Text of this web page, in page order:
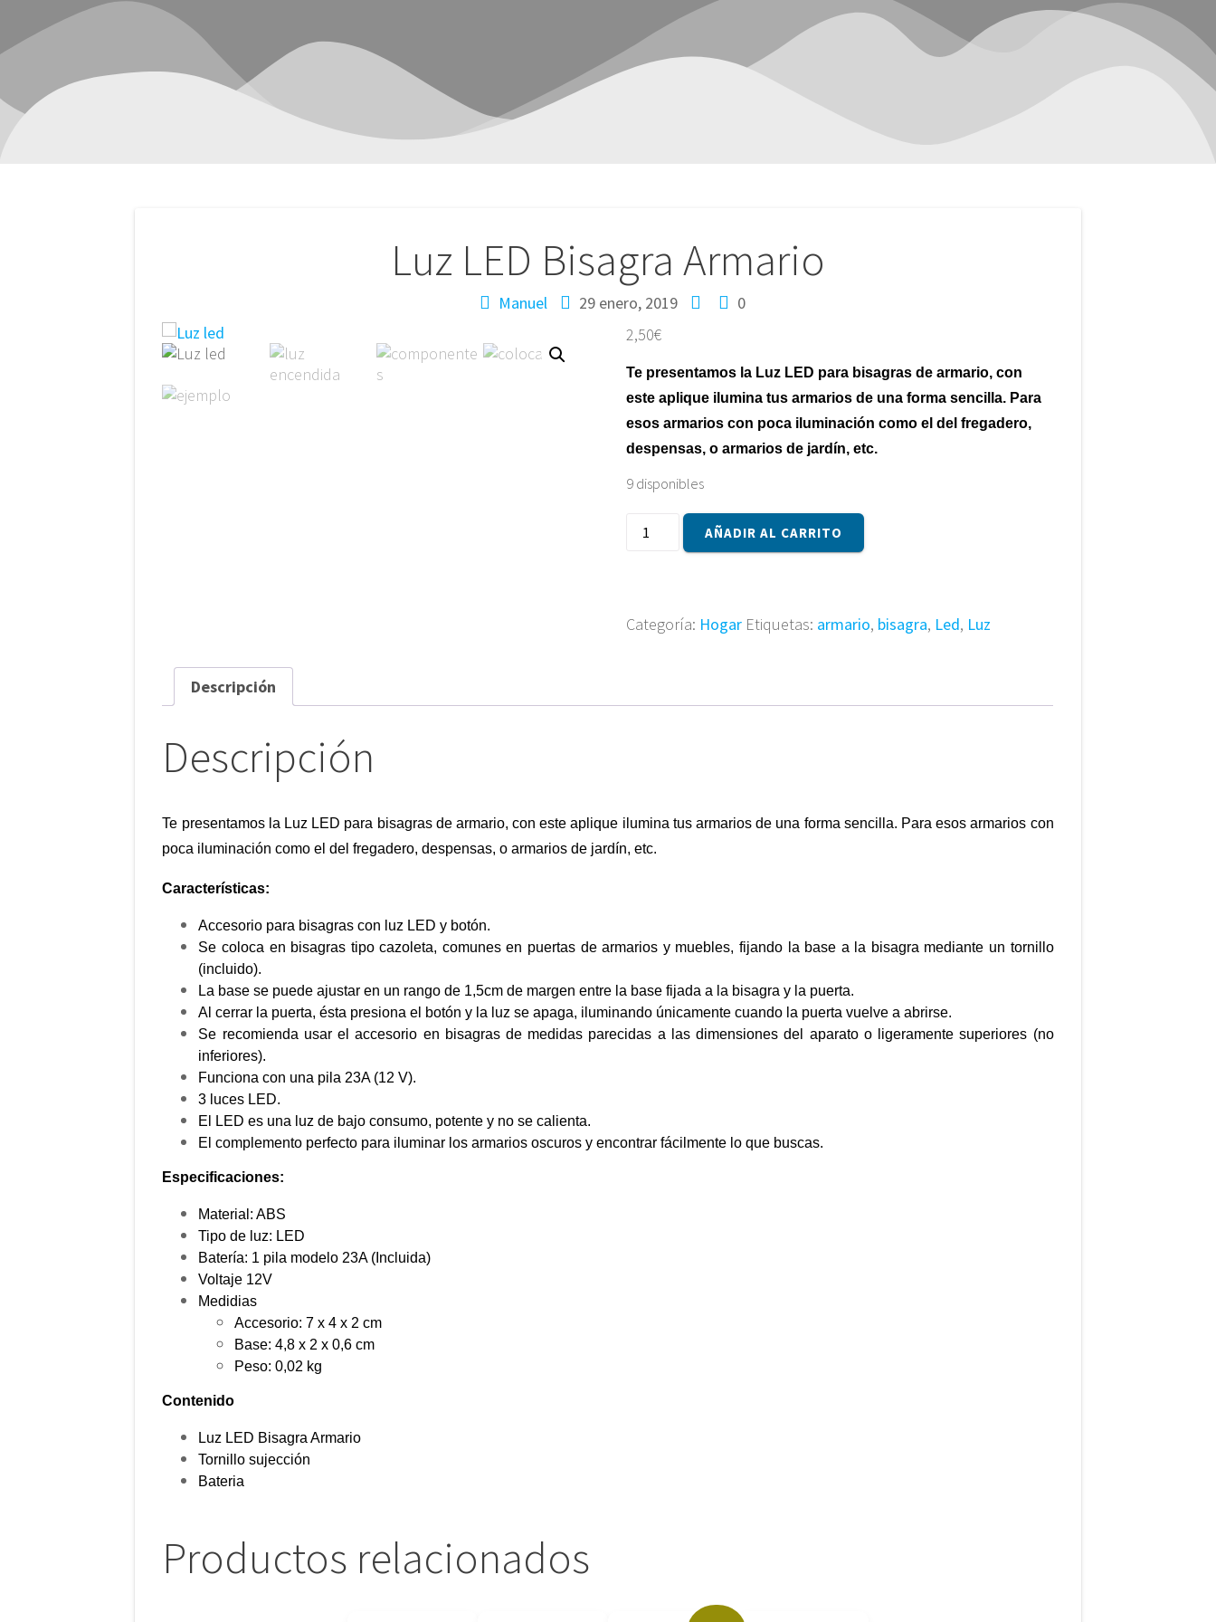
Luz LED Bisagra Armario
Manuel 29 enero, 2019
0
2,50€
Te presentamos la Luz LED para bisagras de armario, con
este aplique ilumina tus armarios de una forma sencilla. Para
esos armarios con poca iluminación como el del fregadero,
despensas, o armarios de jardín, etc.
9 disponibles
Luz
LED
AÑADIR AL CARRITO
Categoría: Hogar Etiquetas: armario, bisagra, Led, Luz
Descripción
Descripción
Te presentamos la Luz LED para bisagras de armario, con este aplique ilumina tus armarios de una forma sencilla. Para esos armarios con
poca iluminación como el del fregadero, despensas, o armarios de jardín, etc.
Características:
Accesorio para bisagras con luz LED y botón.
Se coloca en bisagras tipo cazoleta, comunes en puertas de armarios y muebles, fijando la base a la bisagra mediante un tornillo
(incluido).
La base se puede ajustar en un rango de 1,5cm de margen entre la base fijada a la bisagra y la puerta.
Al cerrar la puerta, ésta presiona el botón y la luz se apaga, iluminando únicamente cuando la puerta vuelve a abrirse.
Se recomienda usar el accesorio en bisagras de medidas parecidas a las dimensiones del aparato o ligeramente superiores (no
inferiores).
Funciona con una pila 23A (12 V).
3 luces LED.
El LED es una luz de bajo consumo, potente y no se calienta.
El complemento perfecto para iluminar los armarios oscuros y encontrar fácilmente lo que buscas.
Especificaciones:
Material: ABS
Tipo de luz: LED
Batería: 1 pila modelo 23A (Incluida)
Voltaje 12V
Medidias
Accesorio: 7 x 4 x 2 cm
Base: 4,8 x 2 x 0,6 cm
Peso: 0,02 kg
Contenido
Luz LED Bisagra Armario
Tornillo sujección
Bateria
Productos relacionados
entradas